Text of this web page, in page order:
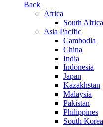
Back
Africa
South Africa
Asia Pacific
Cambodia
China
India
Indonesia
Japan
Kazakhstan
Malaysia
Pakistan
Philippines
South Korea